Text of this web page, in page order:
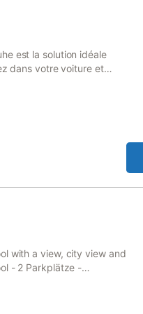
logement est équipé
est la solution idéale
dans votre voiture et
Forêt-Noire Centrale-
lors de votre séjour.
un salon, des draps,
with a view, city view and
- 2 Parkplätze -